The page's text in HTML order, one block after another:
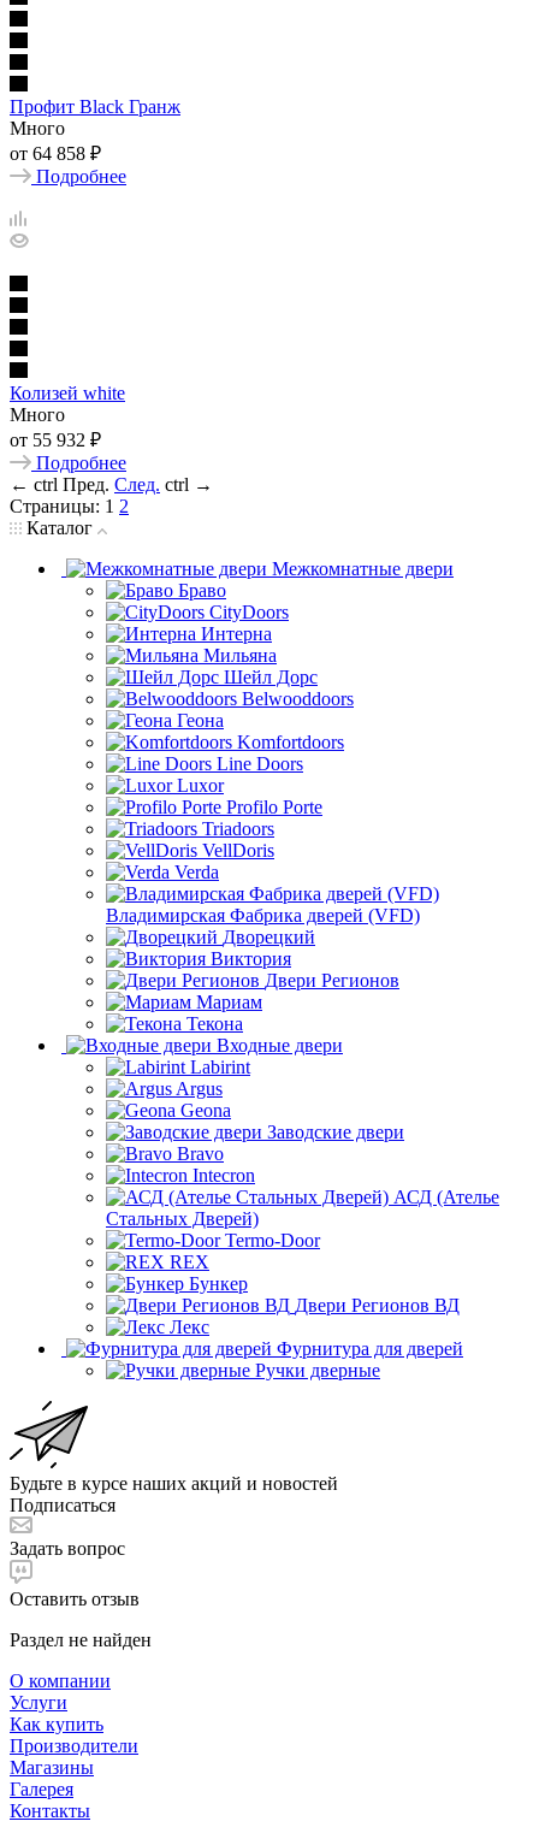
Профит Black Гранж
Много
от 64 858 ₽
Подробнее
Колизей white
Много
от 55 932 ₽
Подробнее
← ctrl Пред. След. ctrl →
Страницы: 1 2
Каталог
Межкомнатные двери
Браво
CityDoors
Интерна
Мильяна
Шейл Дорс
Belwooddoors
Геона
Komfortdoors
Line Doors
Luxor
Profilo Porte
Triadoors
VellDoris
Verda
Владимирская Фабрика дверей (VFD)
Дворецкий
Виктория
Двери Регионов
Мариам
Текона
Входные двери
Labirint
Argus
Geona
Заводские двери
Bravo
Intecron
АСД (Ателье
Стальных Дверей)
Termo-Door
REX
Бункер
Двери Регионов ВД
Лекс
Фурнитура для дверей
Ручки дверные
Будьте в курсе наших акций и новостей
Подписаться
Задать вопрос
Оставить отзыв
Раздел не найден
О компании
Услуги
Как купить
Производители
Магазины
Галерея
Контакты